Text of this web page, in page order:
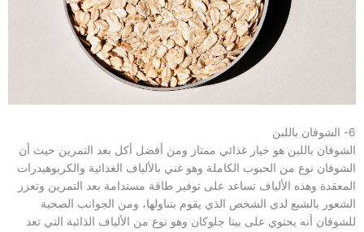
6- الشوفان باللبن
الشوفان باللبن هو خيار غذائي ممتاز ومن أفضل أكل بعد التمرين حيث أن
الشوفان نوع من الحبوب الكاملة وهو غني بالألياف الغذائية والكربوهيدرات
المعقدة وهذه الألياف تساعد على توفير طاقة مستدامة بعد التمرين وتعزز
الشعور بالشبع لدى الشخص الذي يقوم بتناولها، ومن الجوانب الصحية
للشوفان أنه يحتوي على بيتا جلوكان وهو نوع من الألياف الذائبة التي تعد